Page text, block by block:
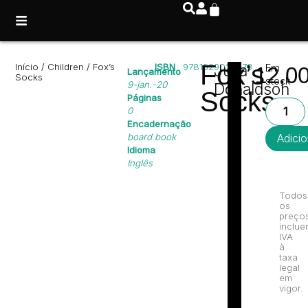
Início / Children / Fox’s
Socks
Lançamento
9-jan.-20
Páginas
0
Encadernação
board book
Idioma
Inglês
ISBN 9781529023473
Fox’s
Socks
Julia
Donaldson
Em
stock
Todos
os
IVA
à
taxa
legal
em
vigor.